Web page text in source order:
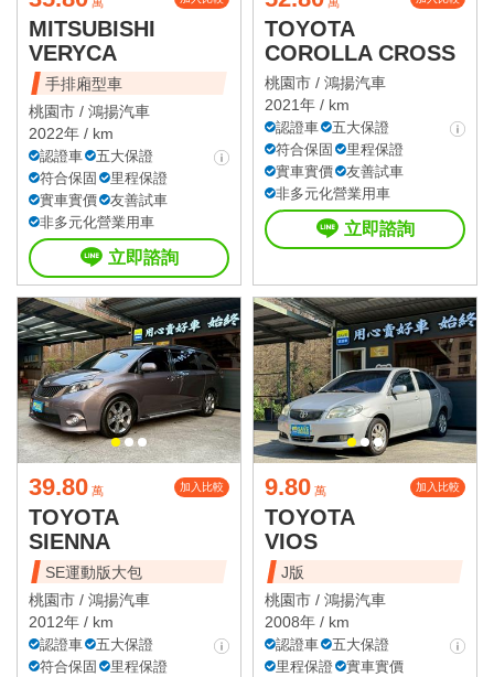
MITSUBISHI
VERYCA
手排廂型車
桃園市 / 鴻揚汽車
2022年 / km
認證車
五大保證
符合保固
里程保證
實車實價
友善試車
非多元化營業用車
立即諮詢
TOYOTA
COROLLA CROSS
桃園市 / 鴻揚汽車
2021年 / km
認證車
五大保證
符合保固
里程保證
實車實價
友善試車
非多元化營業用車
立即諮詢
39.80 萬 加入比較
TOYOTA
SIENNA
SE運動版大包
桃園市 / 鴻揚汽車
2012年 / km
認證車
五大保證
符合保固
里程保證
9.80 萬 加入比較
TOYOTA
VIOS
J版
桃園市 / 鴻揚汽車
2008年 / km
認證車
五大保證
里程保證
實車實價